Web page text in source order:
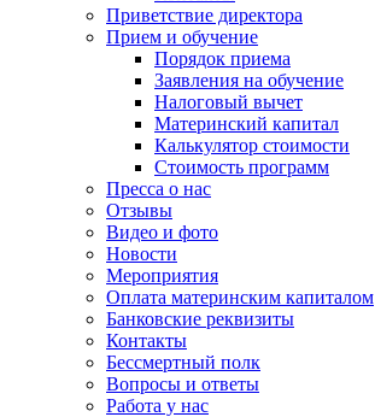
Приветствие директора
Прием и обучение
Порядок приема
Заявления на обучение
Налоговый вычет
Материнский капитал
Калькулятор стоимости
Стоимость программ
Пресса о нас
Отзывы
Видео и фото
Новости
Мероприятия
Оплата материнским капиталом
Банковские реквизиты
Контакты
Бессмертный полк
Вопросы и ответы
Работа у нас